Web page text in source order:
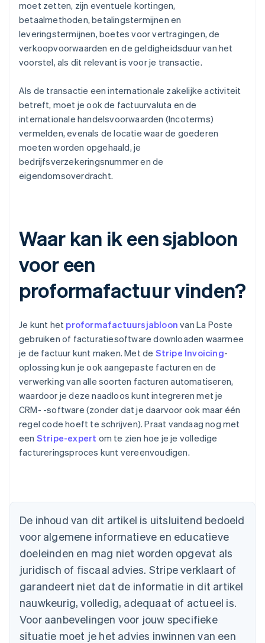
moet zetten, zijn eventuele kortingen,
betaalmethoden, betalingstermijnen en
leveringstermijnen, boetes voor vertragingen, de
verkoopvoorwaarden en de geldigheidsduur van het
voorstel, als dit relevant is voor je transactie.
Als de transactie een internationale zakelijke activiteit
betreft, moet je ook de factuurvaluta en de
internationale handelsvoorwaarden (Incoterms)
vermelden, evenals de locatie waar de goederen
moeten worden opgehaald, je
bedrijfsverzekeringsnummer en de
eigendomsoverdracht.
Waar kan ik een sjabloon
voor een
proformafactuur vinden?
Je kunt het proformafactuursjabloon van La Poste
gebruiken of facturatiesoftware downloaden waarmee
je de factuur kunt maken. Met de Stripe Invoicing-
oplossing kun je ook aangepaste facturen en de
verwerking van alle soorten facturen automatiseren,
waardoor je deze naadloos kunt integreren met je
CRM- -software (zonder dat je daarvoor ook maar één
regel code hoeft te schrijven). Praat vandaag nog met
een Stripe-expert om te zien hoe je je volledige
factureringsproces kunt vereenvoudigen.
De inhoud van dit artikel is uitsluitend bedoeld
voor algemene informatieve en educatieve
doeleinden en mag niet worden opgevat als
juridisch of fiscaal advies. Stripe verklaart of
garandeert niet dat de informatie in dit artikel
nauwkeurig, volledig, adequaat of actueel is.
Voor aanbevelingen voor jouw specifieke
situatie moet je het advies inwinnen van een
Australië
Português English
Bulgarije
English
Canada
EnglishFrançais
English
Denemarken
Duitsland
DeutschEnglish